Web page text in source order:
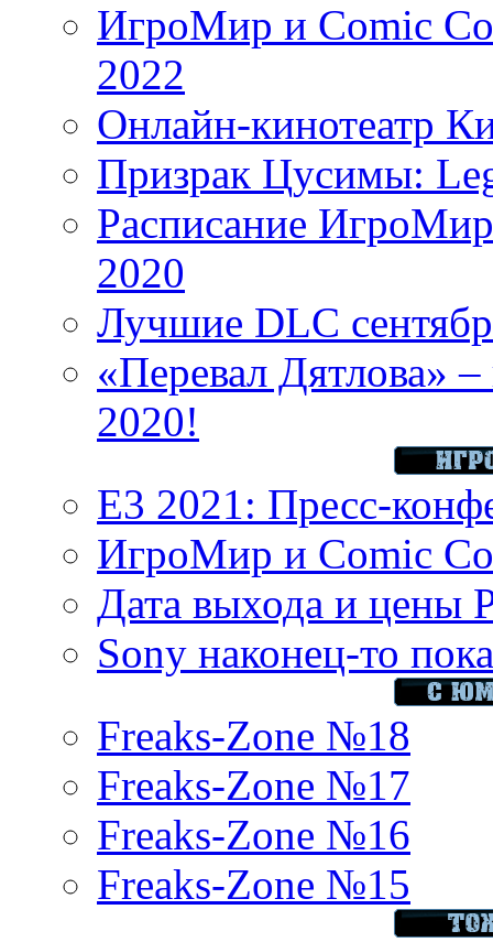
ИгроМир и Comic
2022
Онлайн-кинотеатр
Призрак Цусимы:
Расписание
2020
Лучшие DLC
«Перевал Дятлова»
2020!
E3 2021: Пресс-
ИгроМир и Comic
Дата выхода и цены
Sony наконец-то
Freaks-Zone №18
Freaks-Zone №17
Freaks-Zone №16
Freaks-Zone №15